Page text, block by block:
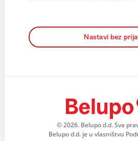
Nastavi bez
© 2026. Belupo d.d. Sva
Belupo d.d. je u vlasništvu